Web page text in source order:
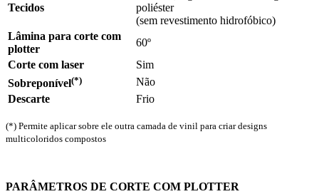
Tecidos
poliéster
(sem revestimento hidrofóbico)
Lâmina para corte com
plotter
60º
Corte com laser
Sim
Sobreponível(*)
Não
Descarte
Frio
(*) Permite aplicar sobre ele outra camada de vinil para criar designs
multicoloridos compostos
PARÂMETROS DE CORTE COM PLOTTER